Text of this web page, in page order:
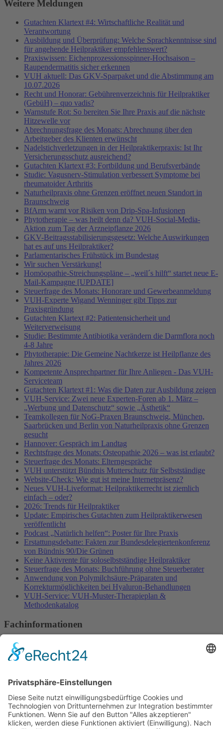
Weitere Meldungen
Gutachten Klartext #4: Wirtschaftliche Realität und
Verantwortung
Ausbildung und Überprüfung: Welche Sprachkenntnisse sind
für angehende Heilpraktiker empfehlenswert?
Praxiswissen: Eichenprozessionsspinner-Hochsaison –
Raupendermatitis sicher erkennen
VUH aktuell: Das GKV-Sparpaket und die Abstimmung am
10.07.2026
Recht und Honorar: Gebührenverzeichnis für Heilpraktiker
(GebüH) – quo vadis?
Warnstufe Rot: So bereiten Sie Ihre Praxis auf die nächste
Hitzewelle vor
Abrechnungsfrage des Monats: Abrechnung über den
Arbeitgeber des Klienten erwünscht
Nadelstichverletzungen in der Heilpraktikerpraxis: Ist Ihr
Versicherungsschutz ausreichend?
Gutachten Klartext #3: Fortbildung und Berufsverbände
Studie: Vagusnerv-Stimulation verbessert Symptome bei
rheumatoider Arthritis
Naturheilpraxis ohne Grenzen eröffnet neuen Standort in
Braunschweig
BfArm warnt vor Risiken von Drip-Spa-Infusionen
Phytotherapie – was heilt denn da? VUH-Social-Media-
Aktion zum Tag der Arzneipflanze 2026
GKV-Beitragsstabilisierungsgesetz: Welche Auswirkungen
hat es auf uns Heilpraktiker?
Parlamentarisches Frühstück im Bundestag
Wir suchen Verstärkung!
Homöopathie-Streichungspläne – „weil´s hilft“ startet neue E-
Mail-Kampagne [UPDATE]
Steuerfrage des Monats: Honorare und Gewerbeanmeldung
VUH-Experte Wigand Wenninger gibt Tipps zur
Praxisgründung
Gutachten Klartext #2: Patientensicherheit und
Weiterverweisung
Studie: Bestimmte Antibiotika verändern die Darmflora noch
4-8 Jahre
Phytotherapie: Die Gemeine Nachtkerze ist Heilpflanze des
Jahres 2026
Kompetente Ansprechpartner für Ihre Anliegen - Das VUH-
Serviceteam
Gutachten Klartext #1: Was die Daten zur Ausbildung zeigen
VUH-Service: Zwei neue Experten-Foren ab 1. März –
„Werbung und Datenschutz“ sowie „Ästhetik“
Teamkollegen für NoG-Praxen Braunschweig, München,
Saarbrücken und Berlin von Naturheilpraxis ohne Grenzen
gesucht
Hannover: Gespräch im Landtag
Rechtsfrage des Monats: Osteopathie 2026 – was ist erlaubt?
Steuerfrage des Monats: Elterngespräche
VUH unterstützt Bündnis Mutterschutz für Selbstständige
Website-Check: Wie gut ist meine Internetpräsenz?
Neues VUH-Liveformat: Heilpraktikerrecht ist ziemlich
einfach – oder?
2026: Trends für Heilpraktiker
Update: Empirisches Gutachten zum Heilpraktikerwesen
veröffentlicht
Podcast „Natürlich helfen“: Poster für Ihre Praxis
Erstattungsdebatte: Fakten zur Bundesdelegiertenkonferenz
von Bündnis 90/Die Grünen
Keine Aktivrente für soloselbstständige Heilpraktiker
Steuerfrage des Monats: Buchführung ohne Steuerberater
Anwendung von Polymilchsäure-Präparaten und
Korrekturmöglichkeiten bei Hyaluron-Behandlungen
VUH-Service: VUH-Muster-Therapieplan &
Methodenkatalog
Fachinformationen
Pollenflugkalender
Studie: Reduziert das Darmbakterium Bacteroides vulgatus
Verband Unabhängiger Heilpraktiker e.V.
Diese E-Mail-Adresse ist vor Spambots geschützt! Zur